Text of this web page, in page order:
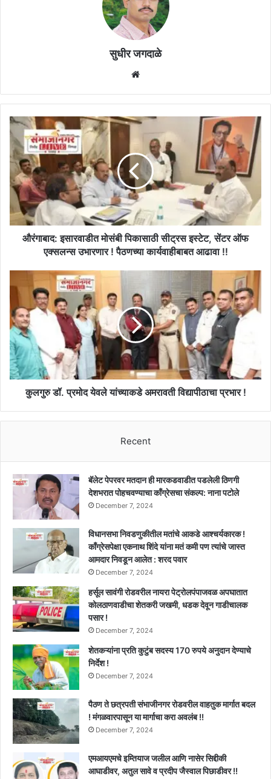
सुधीर जगदाळे
औरंगाबाद:
इसारवाडीत
मोसंबी
पिकासाठी
सीट्रस
इस्टेट,
सेंटर
ऑफ
एक्सलन्स
उभारणार
कार्यवाहीबाबत
आढावा
!!
औरंगाबाद: इसारवाडीत मोसंबी पिकासाठी सीट्रस इस्टेट, सेंटर ऑफ
एक्सलन्स उभारणार ! पैठणच्या कार्यवाहीबाबत आढावा !!
डॉ.
प्रमोद
येवले
यांच्याकडे
अमरावती
विद्यापीठाचा
प्रभार
!
कुलगुरु डॉ. प्रमोद येवले यांच्याकडे अमरावती विद्यापीठाचा प्रभार !
Recent
बॅलेट पेपरवर मतदान ही मारकडवाडीत पडलेली ठिणगी
देशभरात पोहचवण्याचा काँग्रेसचा संकल्प: नाना पटोले
December 7, 2024
विधानसभा निवडणुकीतील मतांचे आकडे आश्चर्यकारक !
काँग्रेसपेक्षा एकनाथ शिंदे यांना मतं कमी पण त्यांचे जास्त
आमदार निवडून आलेत : शरद पवार
December 7, 2024
हर्सूल सावंगी रोडवरील नायरा पेट्रोलपंपाजवळ अपघातात
कोलठाणवाडीचा शेतकरी जखमी, धडक देवून गाडीचालक
पसार !
December 7, 2024
शेतकऱ्यांना प्रति कुटुंब सदस्य 170 रुपये अनुदान देण्याचे
निर्देश !
December 7, 2024
पैठण ते छत्रपती संभाजीनगर रोडवरील वाहतुक मार्गात बदल
! मंगळवारपासून या मार्गाचा करा अवलंब !!
December 7, 2024
एमआयएमचे इम्तियाज जलील आणि नासेर सिद्दीकी
आघाडीवर, अतुल सावे व प्रदीप जैस्वाल पिछाडीवर !!